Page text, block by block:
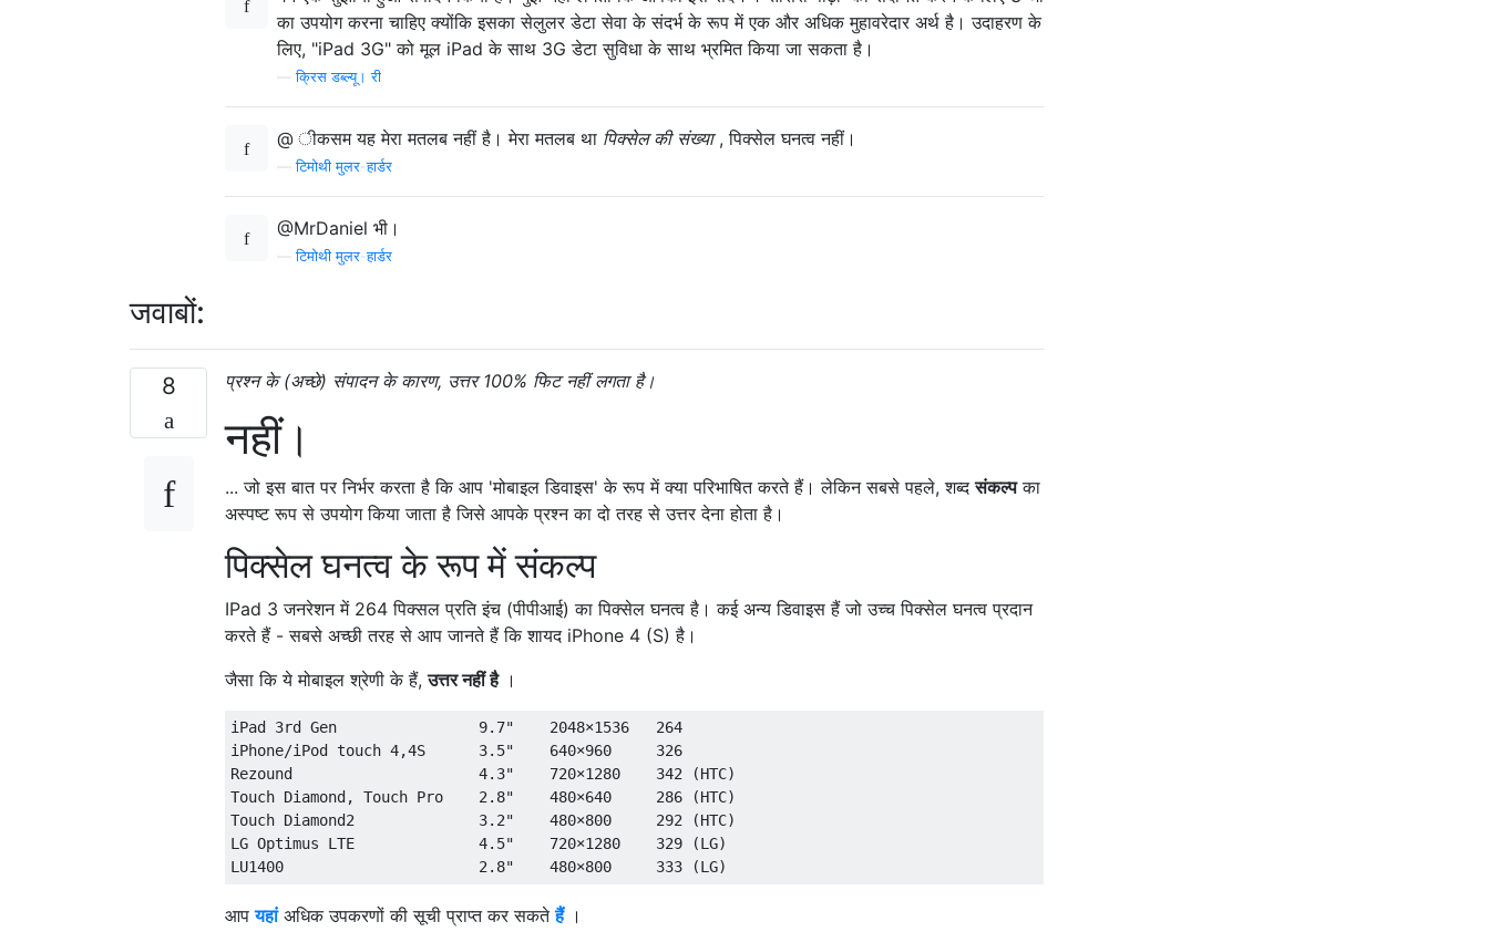
का उपयोग करना चाहिए क्योंकि इसका सेलुलर डेटा सेवा के संदर्भ के रूप में एक और अधिक मुहावरेदार अर्थ है। उदाहरण के
लिए, "iPad 3G" को मूल iPad के साथ 3G डेटा सुविधा के साथ भ्रमित किया जा सकता है।
—क्रिस डब्ल्यू। री
@ ीकसम यह मेरा मतलब नहीं है। मेरा मतलब था पिक्सेल की संख्या, पिक्सेल घनत्व नहीं।
—टिमोथी मुलर-हार्डर
@MrDaniel भी।
—टिमोथी मुलर-हार्डर
जवाबों:
8 प्रश्न के (अच्छे) संपादन के कारण, उत्तर 100% फिट नहीं लगता है।
नहीं।
... जो इस बात पर निर्भर करता है कि आप 'मोबाइल डिवाइस' के रूप में क्या परिभाषित करते हैं। लेकिन सबसे पहले, शब्दसंकल्पका
अस्पष्ट रूप से उपयोग किया जाता है जिसे आपके प्रश्न का दो तरह से उत्तर देना होता है।
पिक्सेल घनत्व के रूप में संकल्प
IPad 3 जनरेशन में 264 पिक्सल प्रति इंच (पीपीआई) का पिक्सेल घनत्व है। कई अन्य डिवाइस हैं जो उच्च पिक्सेल घनत्व प्रदान
करते हैं - सबसे अच्छी तरह से आप जानते हैं कि शायद iPhone 4 (S) है।
जैसा कि ये मोबाइल श्रेणी के हैं,उत्तर नहीं है।
iPad 3rd Gen 9.7"    2048×1536   264
iPhone/iPod touch 4,4S      3.5"
640×960
326
Rezound
4.3"    720×1280    342 (HTC)
Touch Diamond, Touch Pro    2.8"
480×640 286 (HTC)
Touch Diamond2 3.2"    480×800     292 (HTC)
LG Optimus LTE              4.5"
720×1280 329 (LG)
LU1400 2.8"    480×800     333 (LG)
आपयहांअधिक उपकरणों की सूची प्राप्त कर सकतेहैं।